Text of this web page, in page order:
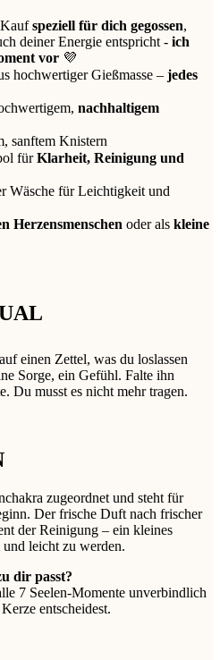
speziell für dich gegossen,
deiner Energie entspricht - ich
vor 💜
hochwertiger Gießmasse – jedes
nachhaltigem
sanftem Knistern
fürKlarheit, Reinigung und
Wäsche für Leichtigkeit und
Herzensmenschen oder als kleine
einen Zettel, was du loslassen
Sorge, ein Gefühl. Falte ihn
Du musst es nicht mehr tragen.
zugeordnet und steht für
Der frische Duft nach frischer
der Reinigung – ein kleines
leicht zu werden.
dir passt?
7 Seelen-Momente unverbindlich
entscheidest.